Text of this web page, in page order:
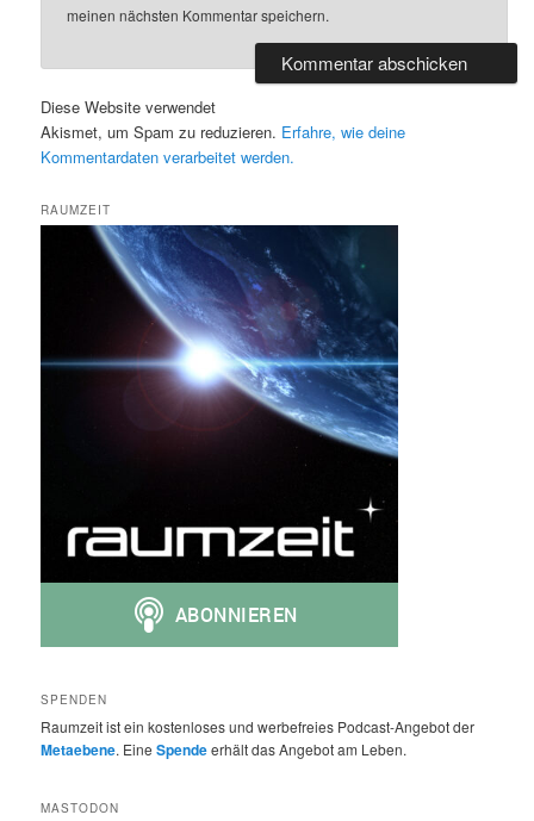
meinen nächsten Kommentar speichern.
Diese Website verwendet
Akismet, um Spam zu reduzieren. Erfahre, wie deine
Kommentardaten verarbeitet werden.
RAUMZEIT
SPENDEN
Raumzeit ist ein kostenloses und werbefreies Podcast-Angebot der
Metaebene. EineSpendeerhält das Angebot am Leben.
MASTODON